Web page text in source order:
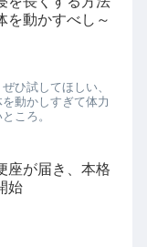
を動かすべし～
ひ試してほしい、
動かしすぎて体力
ころ。
座が届き、本格
始